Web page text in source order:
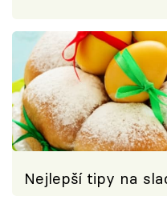
Nejlepší tipy na